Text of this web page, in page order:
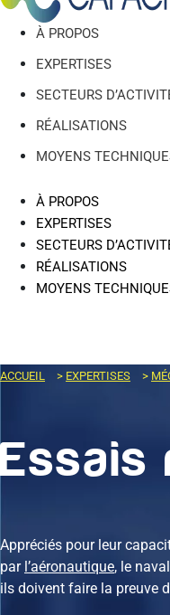
À PROPOS
EXPERTISES
SECTEURS
RÉALISATIONS
MOYENS
À PROPOS
EXPERTISES
SECTEURS
RÉALISATIONS
MOYENS
ACCUEIL > EXPERTISES >
Essais
Appréciés pour leur
par l’aéronautique, le
ils doivent faire la preuve